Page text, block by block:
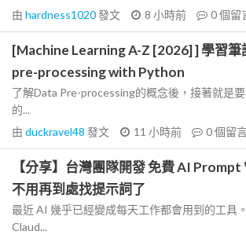
由 hardness1020發文 8 小時前 0個留
[Machine Learning A-Z [2026] ] 學習筆
pre-processing with Python
了解Data Pre-processing的概念後，接著就是
的...
由 duckravel48 發文 11 小時前 0個留
【分享】台灣團隊開發 免費 AI
不用再到處找提示詞了
最近 AI 幾乎已經變成每天工作都會用到的工具
Claud...